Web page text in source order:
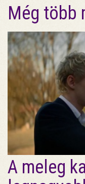
Még több
A meleg